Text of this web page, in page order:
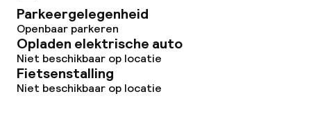
Ontbijt geserveerd aan tafel
Lunch, vast menu
Diner, vast menu
Parkeergelegenheid
Openbaar parkeren
Opladen elektrische auto
Niet beschikbaar op locatie
Fietsenstalling
Niet beschikbaar op locatie